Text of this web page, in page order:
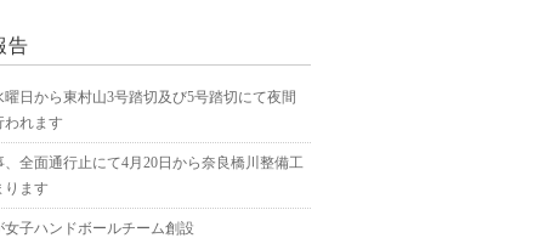
告
曜日から東村山3号踏切及び5号踏切にて夜間
われます
、全面通行止にて4月20日から奈良橋川整備工
ります
女子ハンドボールチーム創設